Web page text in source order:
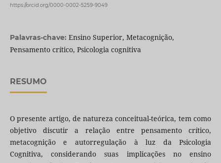
https://orcid.org/0000-0002-5259-9049
Palavras-chave: Ensino Superior, Metacognição,
Pensamento crítico, Psicologia cognitiva
RESUMO
O presente artigo, de natureza conceitual-teórica, tem como
objetivo discutir a relação entre pensamento crítico,
metacognição e autorregulação à luz da Psicologia
Cognitiva, considerando suas implicações no ensino